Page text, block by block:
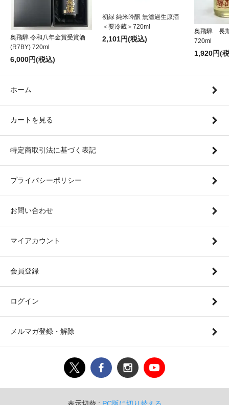
奥飛騨 令和八年金賞受賞酒
(R7BY) 720ml
6,000円(税込)
初緑 純米吟醸 無濾過生原酒
＜要冷蔵＞720ml
2,101円(税込)
奥飛騨 長
720ml
1,920円(
ホーム
カートを見る
特定商取引法に基づく表記
プライバシーポリシー
お問い合わせ
マイアカウント
会員登録
ログイン
メルマガ登録・解除
表示切替 : PC版に切り替える